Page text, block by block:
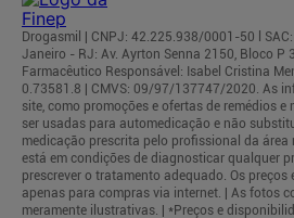
Drogasmil | CNPJ: 42.225.938/0001-50 l
Janeiro - RJ: Av. Ayrton Senna 2150, Bloco P
Farmacêutico Responsável: Isabel Cristina
0.73581.8 | CMVS: 09/97/137747/2020. As
site, como promoções e ofertas de remédios e
ser usadas para automedicação e não
medicação prescrita pelo profissional da área
está em condições de diagnosticar qualquer
prescrever o tratamento adequado. Os
apenas para compras via internet. | As fotos
meramente ilustrativas. | *Preços e